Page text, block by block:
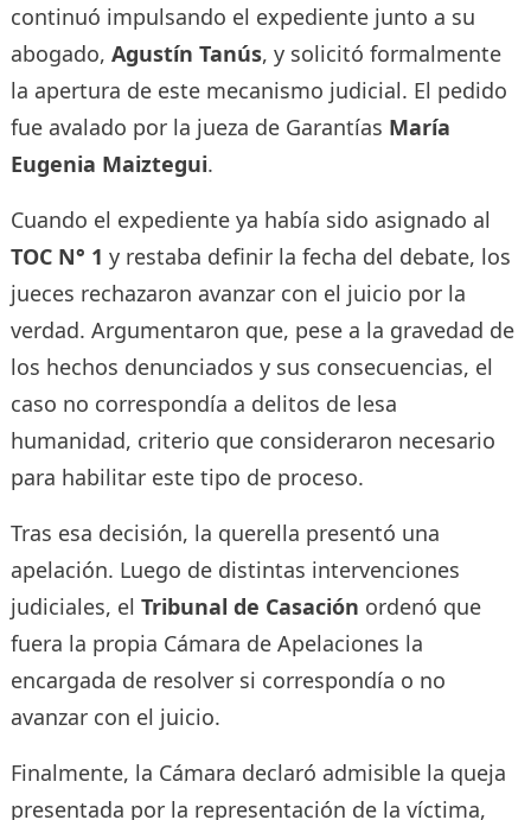
continuó impulsando el expediente junto a su
abogado, Agustín Tanús, y solicitó formalmente
la apertura de este mecanismo judicial. El pedido
fue avalado por la jueza de Garantías María
Eugenia Maiztegui.
Cuando el expediente ya había sido asignado al
TOC N° 1 y restaba definir la fecha del debate, los
jueces rechazaron avanzar con el juicio por la
verdad. Argumentaron que, pese a la gravedad de
los hechos denunciados y sus consecuencias, el
caso no correspondía a delitos de lesa
humanidad, criterio que consideraron necesario
para habilitar este tipo de proceso.
Tras esa decisión, la querella presentó una
apelación. Luego de distintas intervenciones
judiciales, el Tribunal de Casación ordenó que
fuera la propia Cámara de Apelaciones la
encargada de resolver si correspondía o no
avanzar con el juicio.
Finalmente, la Cámara declaró admisible la queja
presentada por la representación de la víctima,